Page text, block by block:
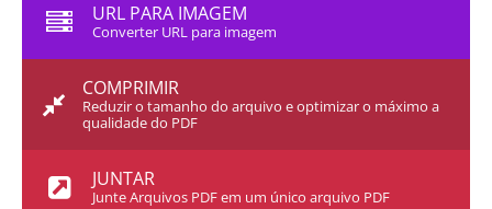
URL PARA IMAGEM
Converter URL para imagem
COMPRIMIR
Reduzir o tamanho do arquivo e optimizar o máximo a
qualidade do PDF
JUNTAR
Junte Arquivos PDF em um único arquivo PDF